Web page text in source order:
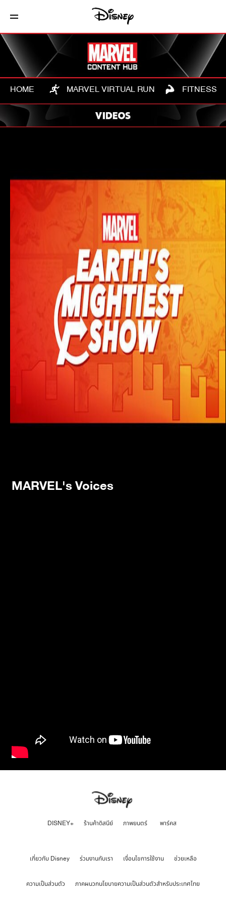
HOME MARVEL VIRTUAL RUN FITNESS
MARVEL's Voices
DISNEY+ ร้านค้าดิสนีย์ ภาพยนตร์ พาร์คส
เกี่ยวกับ Disney ร่วมงานกับเรา เงื่อนไขการใช้งาน ช่วยเหลือ
ความเป็นส่วนตัว ภาคผนวกนโยบายความเป็นส่วนตัวสำหรับประเทศไทย